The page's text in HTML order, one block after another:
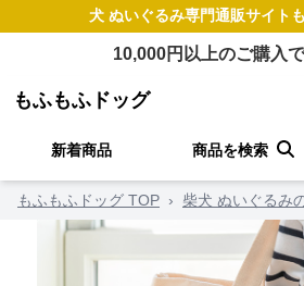
犬 ぬいぐるみ専門通販サイト
10,000円以上のご購入
もふもふドッグ
新着商品 商品を検索
もふもふドッグ TOP › 柴犬 ぬいぐるみ